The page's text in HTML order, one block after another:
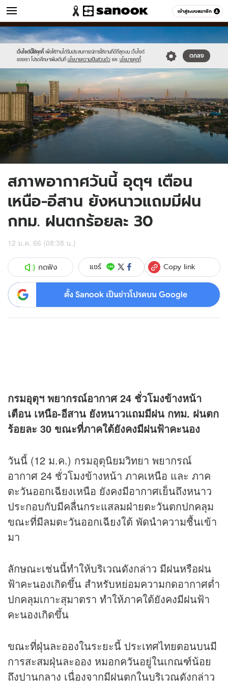
เข้าสู่ระบบสมาชิก
ข่าว หมวดอื่นๆ
เว็บไซต์นี้ใช้คุกกี้ เพื่อให้ท่านได้รับประสบการณ์การใช้งานที่ดีที่สุดบน เว็บไซต์
ของเรา โปรดศึกษาเพิ่มเติมที่ นโยบายความเป็นส่วนตัว และ นโยบายคุกกี้
ตกลง
Sanook
//s.isanook.com/sr/0/images/logo-
new-
sanook.png
600
60
//s.isanook.com/ns/0/ud/1747/8738434/bkk.jpg
สภาพอากาศวันนี้ อุตุฯ เตือน
เหนือ-อีสาน ยังหนาวแถมมีฝน
กทม. ฝนตกร้อยละ 30
12 ม.ค. 66 (08:38 น.)
กดฟัง แชร์ Copy link
ตั้ง Sanook เป็นข่าวโปรดบน Google
กรมอุตุฯ พยากรณ์อากาศ 24 ชั่วโมงข้างหน้า
เตือน เหนือ-อีสาน ยังหนาวแถมมีฝน กทม. ฝนตก
ร้อยละ 30 ขณะที่ภาคใต้ยังคงมีฝนฟ้าคะนอง
วันนี้ (12 ม.ค.) กรมอุตุนิยมวิทยา พยากรณ์
อากาศ 24 ชั่วโมงข้างหน้า ภาคเหนือ และ ภาค
ตะวันออกเฉียงเหนือ ยังคงมีอากาศเย็นถึงหนาว
ประกอบกับมีคลื่นกระแสลมฝ่ายตะวันตกปกคลุม
ขณะที่มีลมตะวันออกเฉียงใต้ พัดนำความชื้นเข้า
มา
ลักษณะเช่นนี้ทำให้บริเวณดังกล่าว มีฝนหรือฝน
ฟ้าคะนองเกิดขึ้น สำหรับหย่อมความกดอากาศต่ำ
ปกคลุมเกาะสุมาตรา ทำให้ภาคใต้ยังคงมีฝนฟ้า
คะนองเกิดขึ้น
ขณะที่ฝุ่นละอองในระยะนี้ ประเทศไทยตอนบนมี
การสะสมฝุ่นละออง หมอกควันอยู่ในเกณฑ์น้อย
ถึงปานกลาง เนื่องจากมีฝนตกในบริเวณดังกล่าว